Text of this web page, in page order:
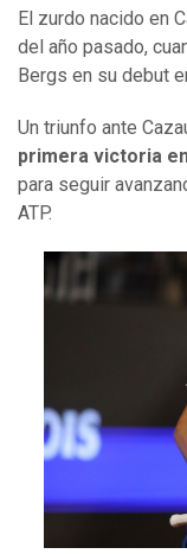
El zurdo nacido en
del año pasado,
Bergs en su debut
Un triunfo ante
primera victoria
para seguir
ATP.